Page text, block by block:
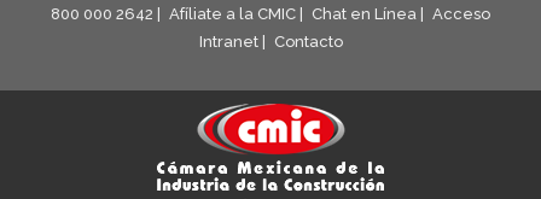
800 000 2642 | Afíliate a la CMIC | Chat en Línea |
Acceso
Intranet |
Contacto